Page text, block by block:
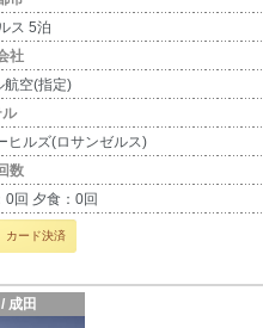
ス 5泊
社
航空(指定)
ヒルズ(ロサンゼルス)
数
0回 夕食：0回
カード決済
成田